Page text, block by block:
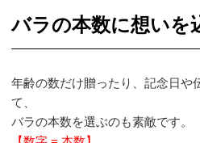
バラの本数に想いを
年齢の数だけ贈ったり、記念日や
て、
バラの本数を選ぶのも素敵です。